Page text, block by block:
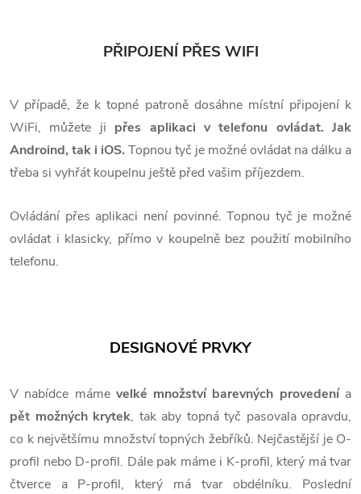
PŘIPOJENÍ PŘES WIFI
V případě, že k topné patroně dosáhne místní připojení k
WiFi, můžete ji přes aplikaci v telefonu ovládat. Jak
Androind, tak i iOS. Topnou tyč je možné ovládat na dálku a
třeba si vyhřát koupelnu ještě před vašim příjezdem.
Ovládání přes aplikaci není povinné. Topnou tyč je možné
ovládat i klasicky, přímo v koupelně bez použití mobilního
telefonu.
DESIGNOVÉ PRVKY
V nabídce máme velké množství barevných provedenía
pět možných krytek, tak aby topná tyč pasovala opravdu,
co k největšímu množství topných žebříků. Nejčastější je O-
profil nebo D-profil. Dále pak máme i K-profil, který má tvar
čtverce a P-profil, který má tvar obdélníku. Poslední